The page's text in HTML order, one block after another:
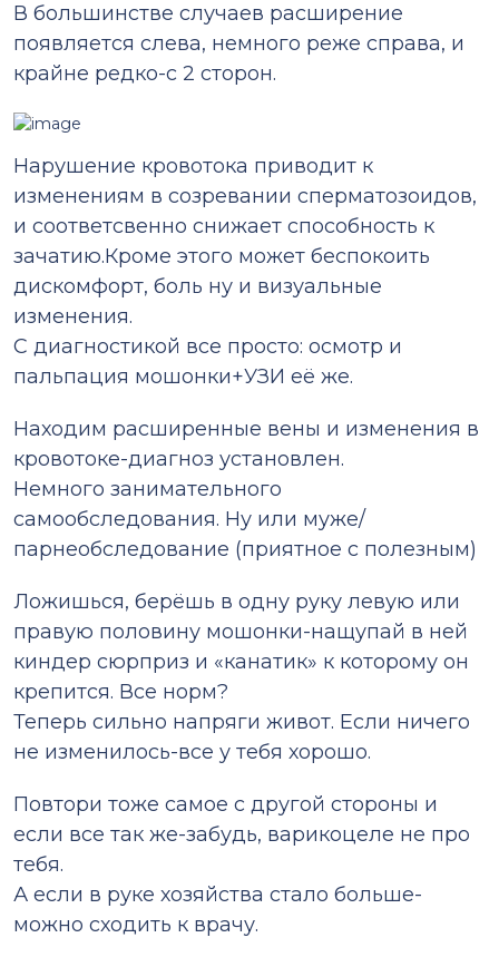
В большинстве случаев расширение
появляется слева, немного реже справа, и
крайне редко-с 2 сторон.
Нарушение кровотока приводит к
изменениям в созревании сперматозоидов,
и соответсвенно снижает способность к
зачатию.Кроме этого может беспокоить
дискомфорт, боль ну и визуальные
изменения.
С диагностикой все просто: осмотр и
пальпация мошонки+УЗИ её же.
Находим расширенные вены и изменения в
кровотоке-диагноз установлен.
Немного занимательного
самообследования. Ну или муже/
парнеобследование (приятное с полезным)
Ложишься, берёшь в одну руку левую или
правую половину мошонки-нащупай в ней
киндер сюрприз и «канатик» к которому он
крепится. Все норм?
Теперь сильно напряги живот. Если ничего
не изменилось-все у тебя хорошо.
Повтори тоже самое с другой стороны и
если все так же-забудь, варикоцеле не про
тебя.
А если в руке хозяйства стало больше-
можно сходить к врачу.